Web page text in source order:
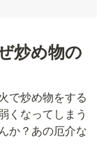
炒め物の
で炒め物をする
くなってしまう
か？あの厄介な